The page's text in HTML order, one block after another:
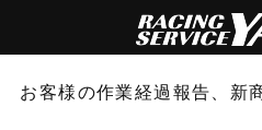
お客様の作業経過報告、新